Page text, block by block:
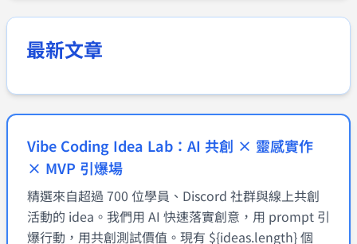
最新文章
Vibe Coding Idea Lab：AI 共創 × 靈感實作
× MVP 引爆場
精選來自超過 700 位學員、Discord 社群與線上共創
活動的 idea。我們用 AI 快速落實創意，用 prompt 引
爆行動，用共創測試價值。現有 ${ideas.length} 個